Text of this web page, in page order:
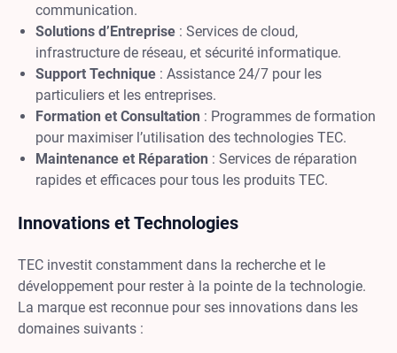
communication.
Solutions d’Entreprise : Services de cloud,
infrastructure de réseau, et sécurité informatique.
Support Technique : Assistance 24/7 pour les
particuliers et les entreprises.
Formation et Consultation : Programmes de formation
pour maximiser l’utilisation des technologies TEC.
Maintenance et Réparation : Services de réparation
rapides et efficaces pour tous les produits TEC.
Innovations et Technologies
TEC investit constamment dans la recherche et le
développement pour rester à la pointe de la technologie.
La marque est reconnue pour ses innovations dans les
domaines suivants :